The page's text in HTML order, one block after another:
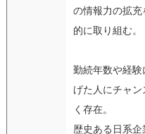
の情報力の拡
的に取り組む。
勤続年数や経
げた人にチャ
く存在。
歴史ある日系